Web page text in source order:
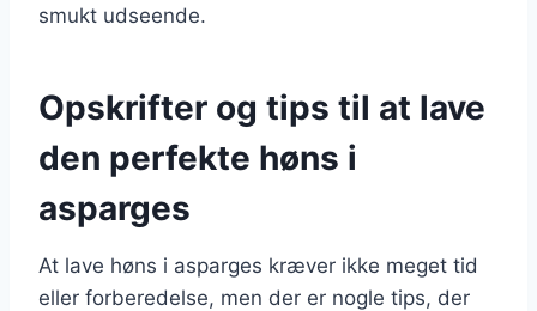
smukt udseende.
Opskrifter og tips til at lave
den perfekte høns i
asparges
At lave høns i asparges kræver ikke meget tid
eller forberedelse, men der er nogle tips, der